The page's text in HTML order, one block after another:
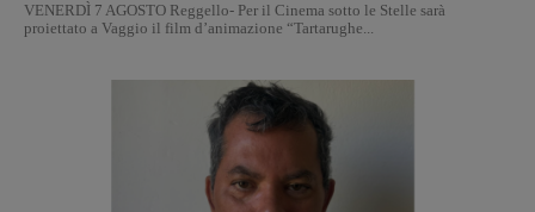
VENERDÌ 7 AGOSTO Reggello- Per il Cinema sotto le Stelle sarà
proiettato a Vaggio il film d’animazione “Tartarughe...